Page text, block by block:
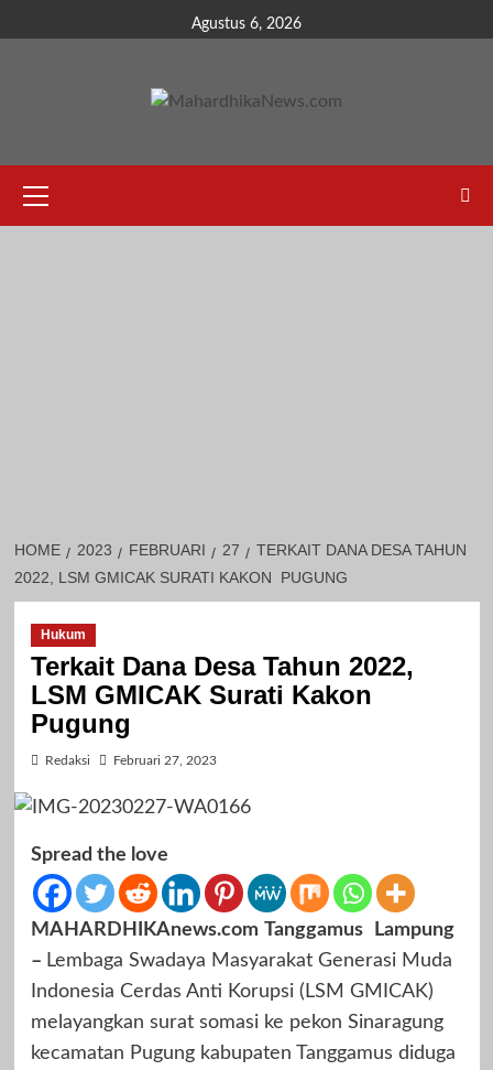
to
Agustus 6, 2026
Menu
HOME 2023 FEBRUARI 27
TERKAIT DANA DESA TAHUN
2022, LSM GMICAK SURATI KAKON PUGUNG
Hukum
Terkait Dana Desa Tahun 2022,
LSM GMICAK Surati Kakon
Pugung
Redaksi Februari 27, 2023
Spread the love
MAHARDHIKAnews.com Tanggamus
Lampung
– Lembaga Swadaya Masyarakat Generasi Muda
Indonesia Cerdas Anti Korupsi (LSM GMICAK)
melayangkan surat somasi ke pekon Sinaragung
kecamatan Pugung kabupaten Tanggamus diduga